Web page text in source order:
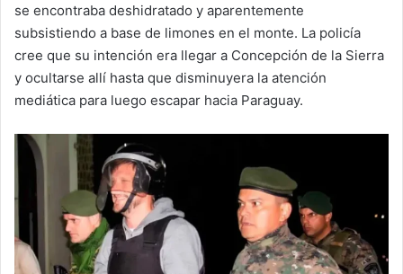
se encontraba deshidratado y aparentemente
subsistiendo a base de limones en el monte. La policía
cree que su intención era llegar a Concepción de la Sierra
y ocultarse allí hasta que disminuyera la atención
mediática para luego escapar hacia Paraguay.